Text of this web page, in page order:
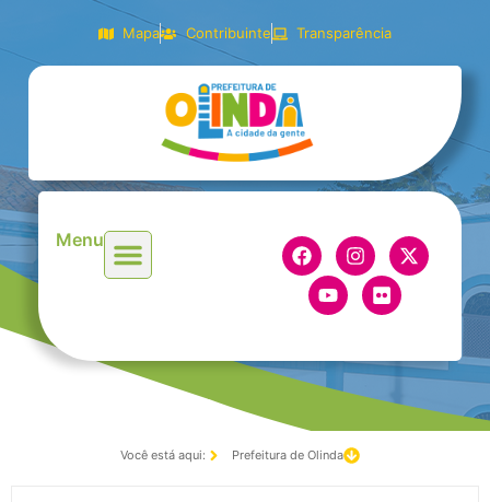
Mapa Contribuinte Transparência
Menu
Você está aqui: Prefeitura de Olinda